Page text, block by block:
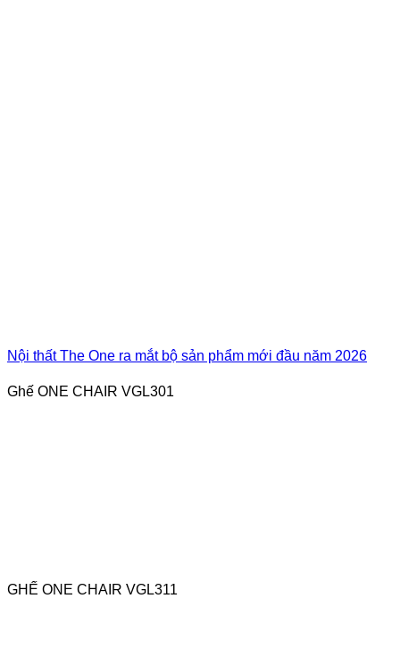
Nội thất The One ra mắt bộ sản phẩm mới đầu năm 2026
Ghế ONE CHAIR VGL301
GHẾ ONE CHAIR VGL311